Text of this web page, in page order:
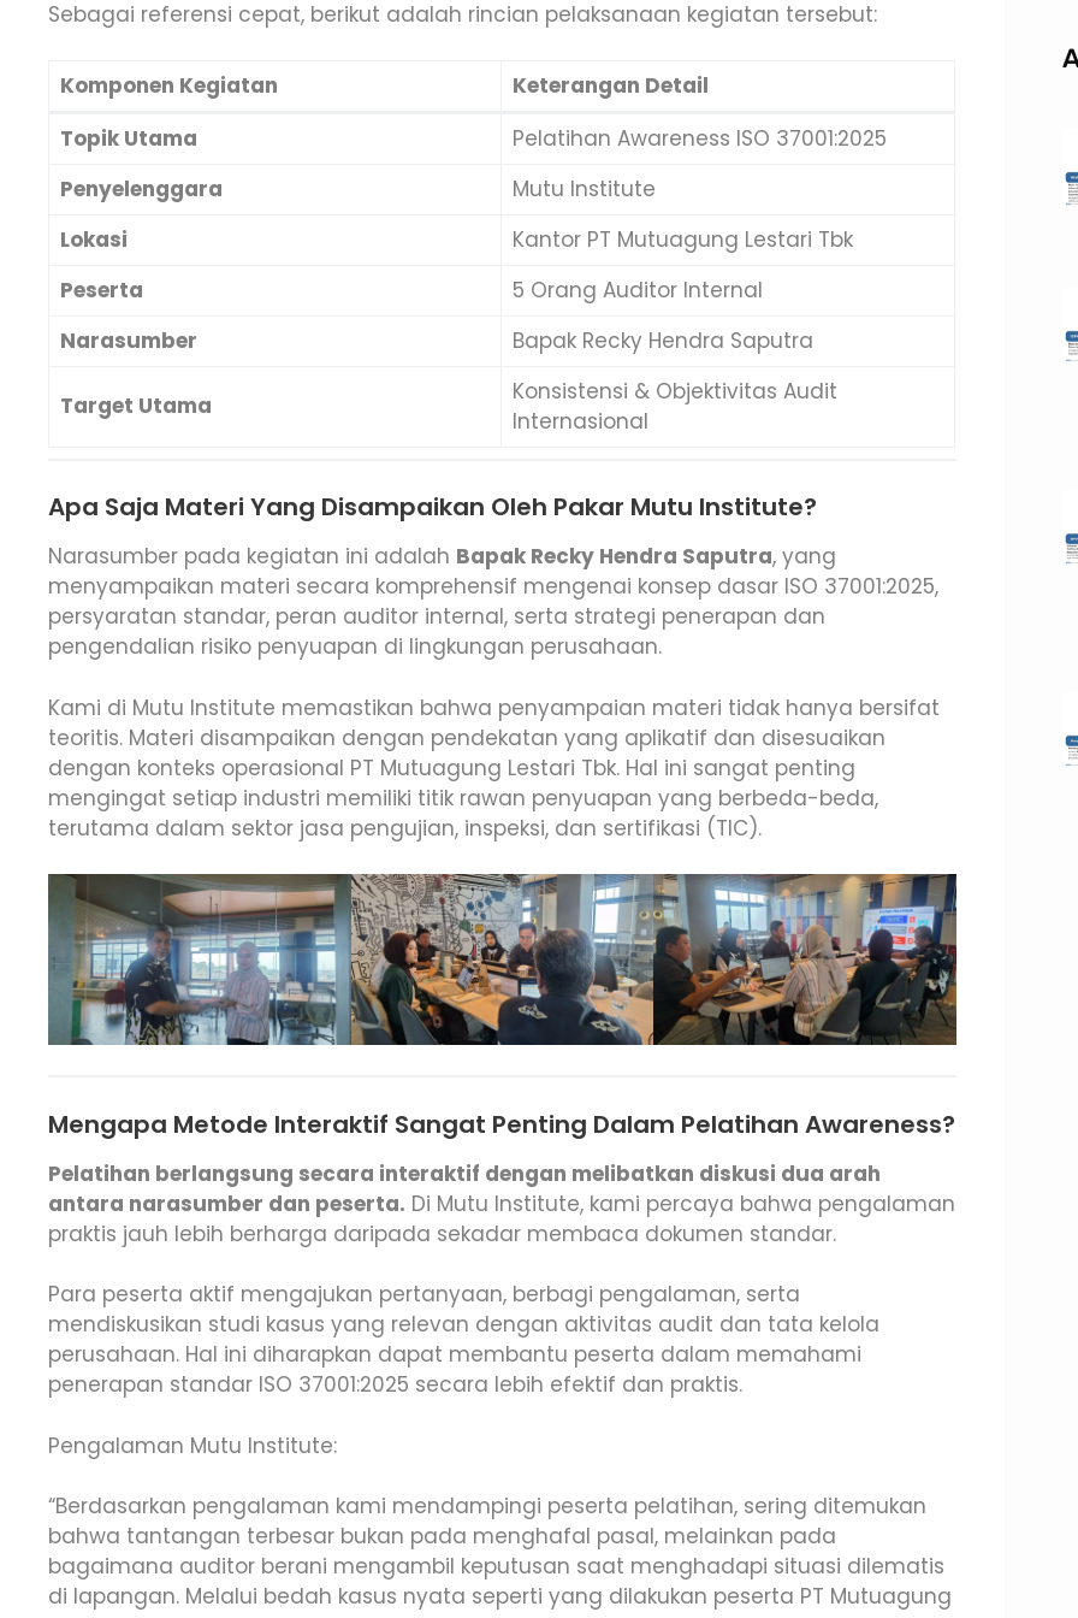
Sebagai referensi cepat, berikut adalah rincian pelaksanaan kegiatan tersebut:
Komponen Kegiatan
Keterangan Detail
Topik Utama
Pelatihan Awareness ISO 37001:2025
Penyelenggara
Mutu Institute
Lokasi
Kantor PT Mutuagung Lestari Tbk
Peserta
5 Orang Auditor Internal
Narasumber
Bapak Recky Hendra Saputra
Target Utama
Konsistensi & Objektivitas Audit
Internasional
Apa Saja Materi Yang Disampaikan Oleh Pakar Mutu Institute?
Narasumber pada kegiatan ini adalah Bapak Recky Hendra Saputra, yang
menyampaikan materi secara komprehensif mengenai konsep dasar ISO 37001:2025,
persyaratan standar, peran auditor internal, serta strategi penerapan dan
pengendalian risiko penyuapan di lingkungan perusahaan.
Kami di Mutu Institute memastikan bahwa penyampaian materi tidak hanya bersifat
teoritis. Materi disampaikan dengan pendekatan yang aplikatif dan disesuaikan
dengan konteks operasional PT Mutuagung Lestari Tbk. Hal ini sangat penting
mengingat setiap industri memiliki titik rawan penyuapan yang berbeda-beda,
terutama dalam sektor jasa pengujian, inspeksi, dan sertifikasi (TIC).
Mengapa Metode Interaktif Sangat Penting Dalam Pelatihan Awareness?
Pelatihan berlangsung secara interaktif dengan melibatkan diskusi dua arah
antara narasumber dan peserta. Di Mutu Institute, kami percaya bahwa pengalaman
praktis jauh lebih berharga daripada sekadar membaca dokumen standar.
Para peserta aktif mengajukan pertanyaan, berbagi pengalaman, serta
mendiskusikan studi kasus yang relevan dengan aktivitas audit dan tata kelola
perusahaan. Hal ini diharapkan dapat membantu peserta dalam memahami
penerapan standar ISO 37001:2025 secara lebih efektif dan praktis.
Pengalaman Mutu Institute:
“Berdasarkan pengalaman kami mendampingi peserta pelatihan, sering ditemukan
bahwa tantangan terbesar bukan pada menghafal pasal, melainkan pada
bagaimana auditor berani mengambil keputusan saat menghadapi situasi dilematis
di lapangan. Melalui bedah kasus nyata seperti yang dilakukan peserta PT Mutuagung